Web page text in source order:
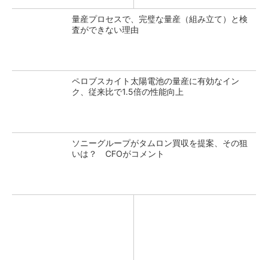
量産プロセスで、完璧な量産（組み立て）と検
査ができない理由
ペロブスカイト太陽電池の量産に有効なイン
ク、従来比で1.5倍の性能向上
ソニーグループがタムロン買収を提案、その狙
いは？ CFOがコメント